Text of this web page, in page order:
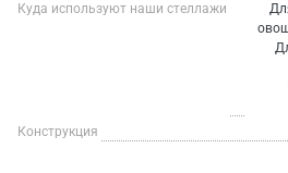
Куда используют наши стеллажи
Конструкция